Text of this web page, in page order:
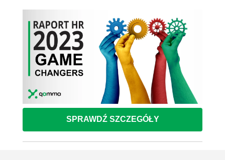
SPRAWDŹ SZCZEGÓŁY